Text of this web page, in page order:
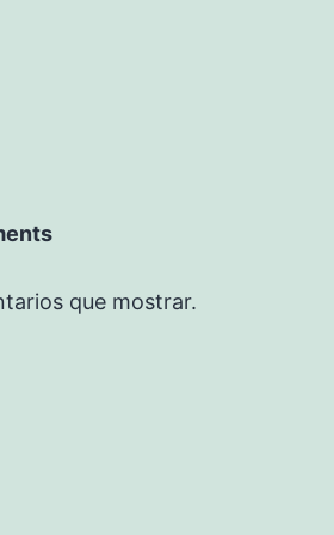
que mostrar.